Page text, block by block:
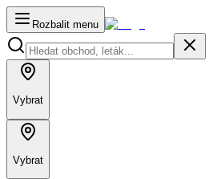
Rozbalit menu
Vybrat
Vybrat